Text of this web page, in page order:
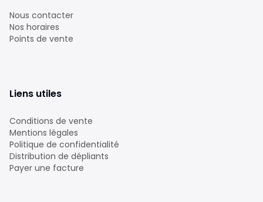
Nous contacter
Nos horaires
Points de vente
Liens utiles
Conditions de vente
Mentions légales
Politique de confidentialité
Distribution de dépliants
Payer une facture